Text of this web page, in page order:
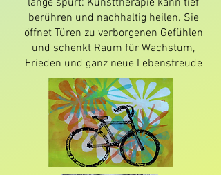
lange spürt: Kunsttherapie kann tief
berühren und nachhaltig heilen. Sie
öffnet Türen zu verborgenen Gefühlen
und schenkt Raum für Wachstum,
Frieden und ganz neue Lebensfreude